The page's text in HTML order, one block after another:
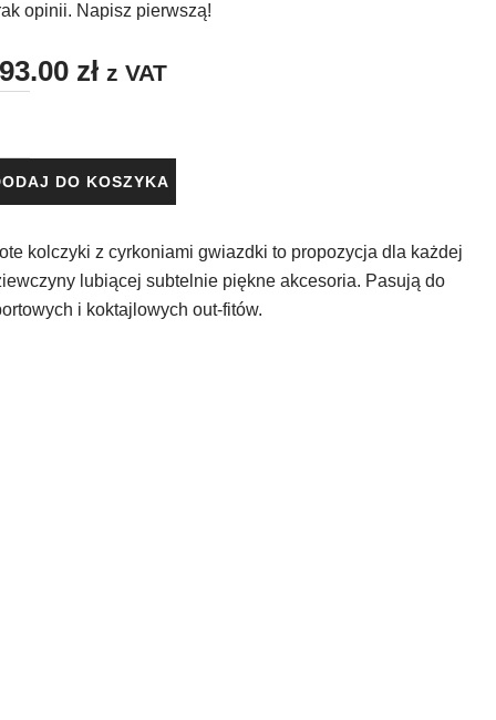
opinii. Napisz pierwszą!
zł z VAT
DO KOSZYKA
kolczyki z cyrkoniami gwiazdki to propozycja dla każdej
lubiącej subtelnie piękne akcesoria. Pasują do
i koktajlowych out-fitów.